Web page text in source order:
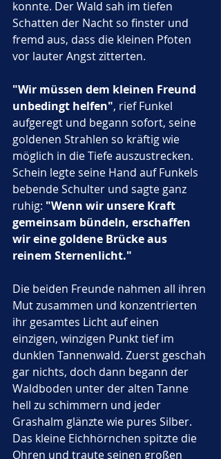
konnte. Der Wald sah im tiefen
Schatten der Nacht so finster und
fremd aus, dass die kleinen Pfoten
vor lauter Angst zitterten.
"Wir müssen dem kleinen Freund
unbedingt helfen", rief Funkel
aufgeregt und begann sofort, seine
goldenen Strahlen so kräftig wie
möglich in die Tiefe auszustrecken.
Schein legte seine Hand auf Funkels
bebende Schulter und sagte ganz
ruhig: "Wenn wir unsere Kraft
gemeinsam bündeln, erschaffen
wir eine goldene Brücke aus
reinem Sternenlicht."
Die beiden Freunde nahmen all ihren
Mut zusammen und konzentrierten
ihr gesamtes Licht auf einen
einzigen, winzigen Punkt tief im
dunklen Tannenwald. Zuerst geschah
gar nichts, doch dann begann der
Waldboden unter der alten Tanne
hell zu schimmern und jeder
Grashalm glänzte wie pures Silber.
Das kleine Eichhörnchen spitzte die
Ohren und traute seinen großen